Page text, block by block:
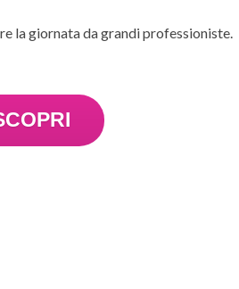
la giornata da grandi professioniste.